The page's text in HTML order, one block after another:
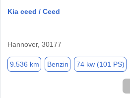
Kia ceed / Ceed
Hannover, 30177
9.536 km Benzin 74 kw (101 PS)